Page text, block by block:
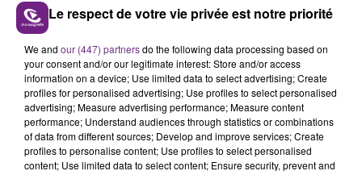
FIL D'ACTU
Le respect de votre vie privée est notre priorité
We and our (447) partnersdo the following data processing based on
your consent and/or our legitimate interest: Store and/or access
information on a device; Use limited data to select advertising; Create
profiles for personalised advertising; Use profiles to select personalised
advertising; Measure advertising performance; Measure content
performance; Understand audiences through statistics or combinations
of data from different sources; Develop and improve services; Create
profiles to personalise content; Use profiles to select personalised
content; Use limited data to select content; Ensure security, prevent and